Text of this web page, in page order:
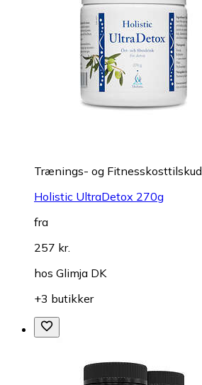
Trænings- og Fitnesskosttilskud
Holistic UltraDetox 270g
fra
257 kr.
hos Glimja DK
+3 butikker